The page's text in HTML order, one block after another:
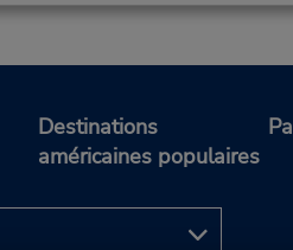
0821230636
Destinations
américaines populaires